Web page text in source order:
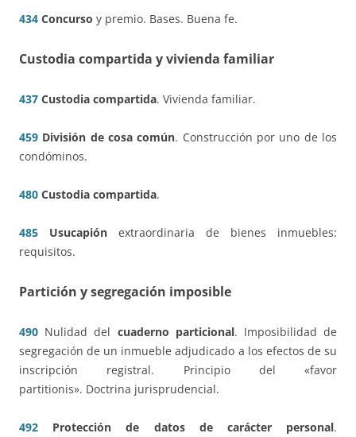
434 Concurso y premio. Bases. Buena fe.
Custodia compartida y vivienda familiar
437 Custodia compartida. Vivienda familiar.
459 División de cosa común. Construcción por uno de los
condóminos.
480 Custodia compartida.
485 Usucapión extraordinaria de bienes inmuebles:
requisitos.
Partición y segregación imposible
490 Nulidad del cuaderno particional. Imposibilidad de
segregación de un inmueble adjudicado a los efectos de su
inscripción registral. Principio del «favor
partitionis». Doctrina jurisprudencial.
492 Protección de datos de carácter personal.